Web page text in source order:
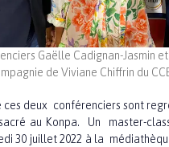
Gaëlle Cadignan-Jasmin
de Viviane Chiffrin du
ces deux conférenciers sont
au Konpa. Un master-
30 juillet 2022 à la